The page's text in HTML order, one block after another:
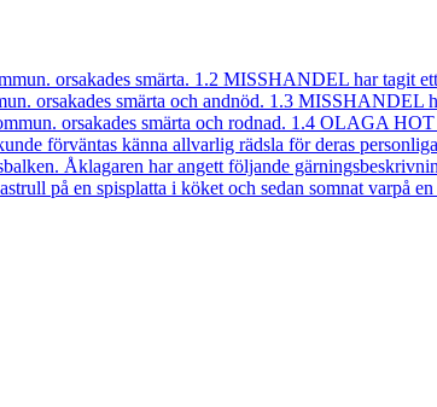
orsakades smärta. 1.2 MISSHANDEL har tagit
orsakades smärta och andnöd. 1.3 MISSHANDEL
orsakades smärta och rodnad. 1.4 OLAGA
förväntas känna allvarlig rädsla för deras
Åklagaren har angett följande
på en spisplatta i köket och sedan somnat varpå